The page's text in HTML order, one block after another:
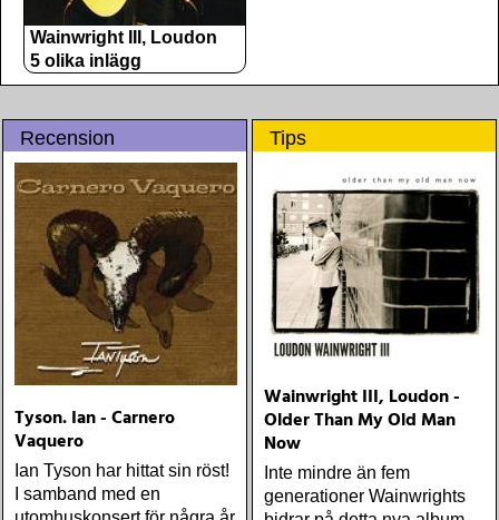
Wainwright III, Loudon
5 olika inlägg
Recension
Tyson. Ian - Carnero
Vaquero
Ian Tyson har hittat sin röst!
I samband med en
Tips
Wainwright III, Loudon -
Older Than My Old Man
Now
Inte mindre än fem
generationer Wainwrights